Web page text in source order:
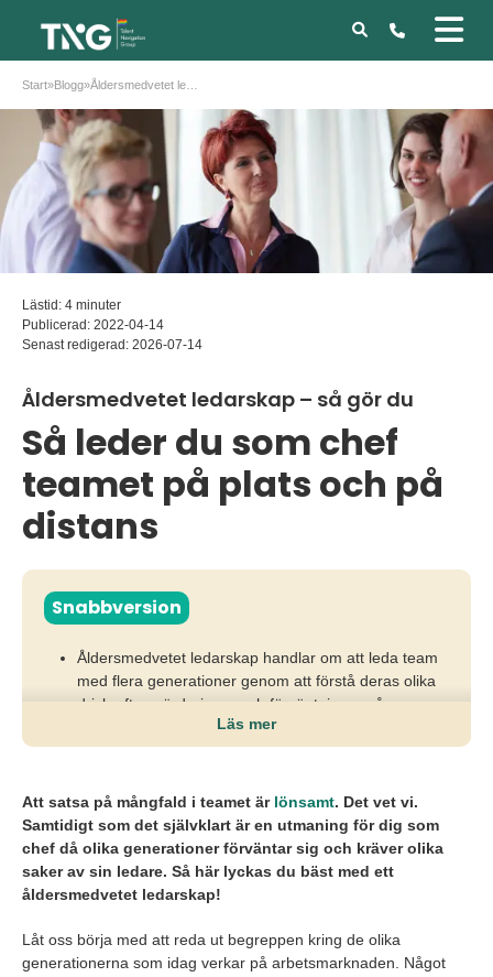
Start»Blogg»
Lästid: 4 minuter
Publicerad: 2022-04-14
Senast redigerad: 2026-07-14
Åldersmedvetet ledarskap – så gör du
Så leder du som chef
teamet på plats och på
distans
Snabbversion
Åldersmedvetet ledarskap handlar om att leda team
med flera generationer genom att förstå deras olika
drivkrafter, värderingar och förväntningar på
chefskap, arbete och flexibilitet.
konflikter, minskat engagemang och svårigheter att
få hybrid- och distansarbete att fungera i praktiken.
Chefer behöver därför anpassa sitt ledarskap,
fungera som mentor, skapa tydlig kommunikation och
balansera struktur, flexibilitet och syfte för att samla
Läs mer
Att satsa på mångfald i teamet är lönsamt. Det vet vi.
Samtidigt som det självklart är en utmaning för dig som
chef då olika generationer förväntar sig och kräver olika
saker av sin ledare. Så här lyckas du bäst med ett
åldersmedvetet ledarskap!
Låt oss börja med att reda ut begreppen kring de olika
generationerna som idag verkar på arbetsmarknaden. Något